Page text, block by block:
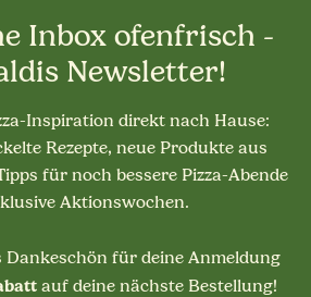
Inbox ofenfrisch -
Newsletter!
Inspiration direkt nach Hause:
Rezepte, neue Produkte aus
für noch bessere Pizza-Abende
Aktionswochen.
Dankeschön für deine Anmeldung
auf deine nächste Bestellung!